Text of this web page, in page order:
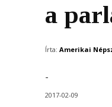
a
Írta: Amerikai
-
2017-02-09